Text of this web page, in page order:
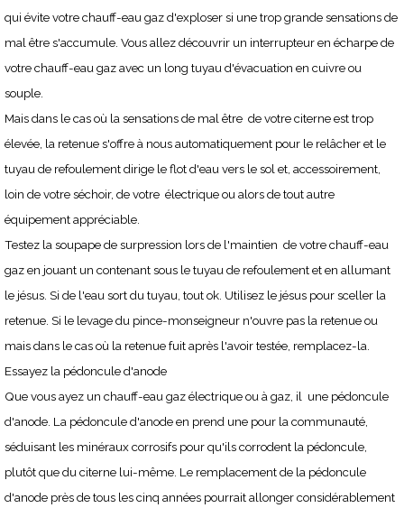
qui évite votre chauff-eau gaz d'exploser si une trop grande sensations de
mal être s'accumule. Vous allez découvrir un interrupteur en écharpe de
votre chauff-eau gaz avec un long tuyau d'évacuation en cuivre ou
souple.
Mais dans le cas où la sensations de mal être de votre citerne est trop
élevée, la retenue s'offre à nous automatiquement pour le relâcher et le
tuyau de refoulement dirige le flot d'eau vers le sol et, accessoirement,
loin de votre séchoir, de votre électrique ou alors de tout autre
équipement appréciable.
Testez la soupape de surpression lors de l'maintien de votre chauff-eau
gaz en jouant un contenant sous le tuyau de refoulement et en allumant
le jésus. Si de l'eau sort du tuyau, tout ok. Utilisez le jésus pour sceller la
retenue. Si le levage du pince-monseigneur n'ouvre pas la retenue ou
mais dans le cas où la retenue fuit après l'avoir testée, remplacez-la.
Essayez la pédoncule d'anode
Que vous ayez un chauff-eau gaz électrique ou à gaz, il une pédoncule
d'anode. La pédoncule d'anode en prend une pour la communauté,
séduisant les minéraux corrosifs pour qu'ils corrodent la pédoncule,
plutôt que du citerne lui-même. Le remplacement de la pédoncule
d'anode près de tous les cinq années pourrait allonger considérablement